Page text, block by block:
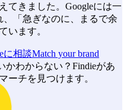
てきました。Googleには一
「急ぎなのに、まるで余
います。
に相談Match your brand
かわからない？Findieがあ
ーチを見つけます。